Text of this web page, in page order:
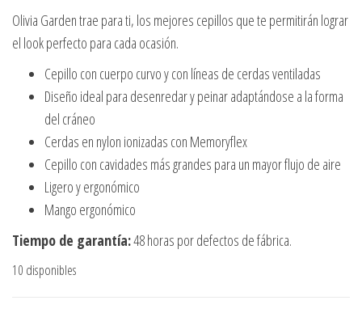
Olivia Garden trae para ti, los mejores cepillos que te permitirán lograr
el look perfecto para cada ocasión.
Cepillo con cuerpo curvo y con líneas de cerdas ventiladas
Diseño ideal para desenredar y peinar adaptándose a la forma
del cráneo
Cerdas en nylon ionizadas con Memoryflex
Cepillo con cavidades más grandes para un mayor flujo de aire
Ligero y ergonómico
Mango ergonómico
Tiempo de garantía:48 horas por defectos de fábrica.
10 disponibles